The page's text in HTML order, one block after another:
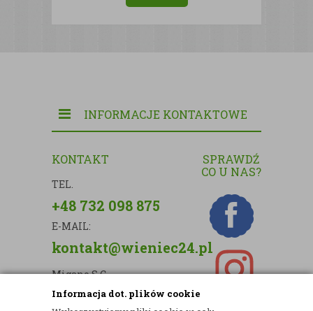
Informacja dot. plików cookie
INFORMACJE KONTAKTOWE
KONTAKT
TEL.
+48 732 098 875
E-MAIL:
kontakt@wieniec24.pl
Migano S.C.
ul. Kartograficzna 88c/m33
SPRAWDŹ
CO U NAS?